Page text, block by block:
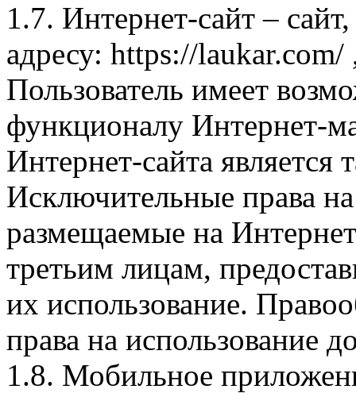
1.7. Интернет-сайт –
адресу: https://laukar.com/
Пользователь имеет
функционалу Интернет-
Интернет-сайта
Исключительные права
размещаемые на
третьим лицам,
их использование.
права на использование
1.8. Мобильное